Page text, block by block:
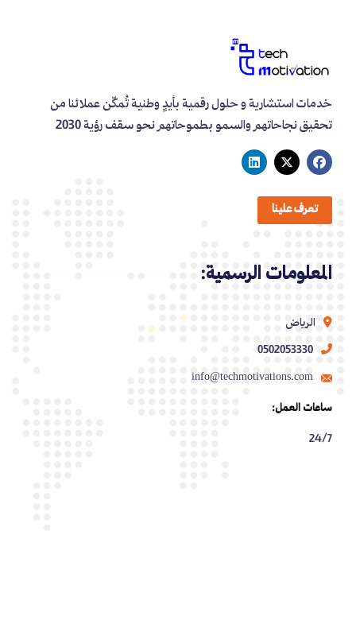
خدمات استشارية و حلول رقمية بأيدٍ وطنية تُمكّن عملائنا من
تحقيق نجاحاتهم والسمو بطموحاتهم نحو سقف رؤية 2030
تعرف علينا
المعلومات الرسمية:
الرياض
0502053330
info@techmotivations.com
ساعات العمل:
24/7